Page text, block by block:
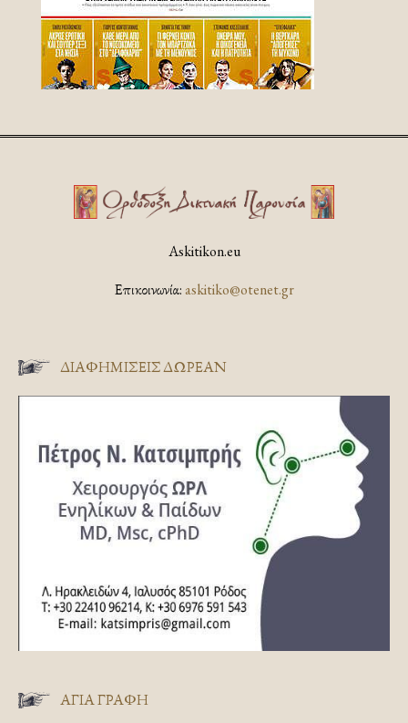
Askitikon.eu
Επικοινωνία:askitiko@otenet.gr
ΔΙΑΦΗΜΊΣΕΙΣ ΔΩΡΕΆΝ
ΑΓΊΑ ΓΡΑΦΉ